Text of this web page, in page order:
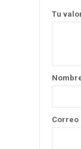
Tu